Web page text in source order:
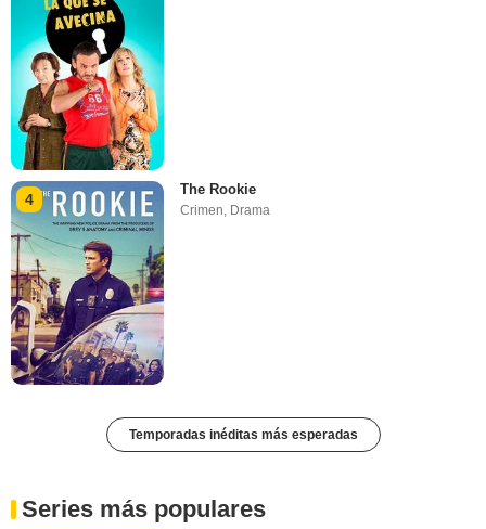
4
The Rookie
Crimen Drama
Temporadas inéditas más esperadas
Series más populares